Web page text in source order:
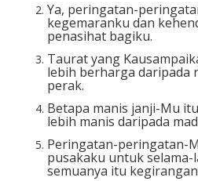
Ya, peringatan-
kegemaranku dan
penasihat bagiku.
Taurat yang
lebih berharga daripada
perak.
Betapa manis janji-Mu
lebih manis daripada
Peringatan-peringatan-
pusakaku untuk selama-
semuanya itu